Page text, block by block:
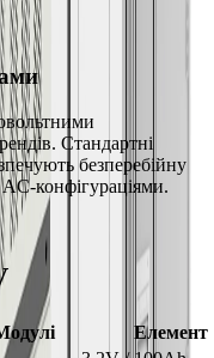
Стандартні
безперебійну
конфігураціями.
Елемент